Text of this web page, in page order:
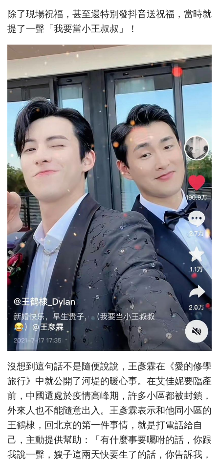
除了現場祝福，甚至還特別發抖音送祝福，當時就
提了一聲「我要當小王叔叔」！
沒想到這句話不是隨便說說，王彥霖在《愛的修學
旅行》中就公開了河堤的暖心事。在艾佳妮要臨產
前，中國還處於疫情高峰期，許多小區都被封鎖，
外來人也不能隨意出入。王彥霖表示和他同小區的
王鶴棣，回北京的第一件事情，就是打電話給自
己，主動提供幫助：「有什麼事要囑咐的話，你跟
我說一聲，嫂子這兩天快要生了的話，你告訴我，